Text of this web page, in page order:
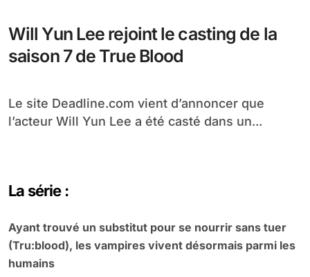
Will Yun Lee rejoint le casting de la
saison 7 de True Blood
Le site Deadline.com vient d’annoncer que
l’acteur Will Yun Lee a été casté dans un...
La série :
Ayant trouvé un substitut pour se nourrir sans tuer
(Tru:blood), les vampires vivent désormais parmi les
humains